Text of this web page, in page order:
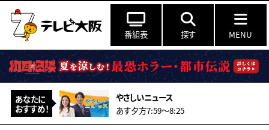
番組表 探す MENU
あなたに
おすすめ！
やさしいニュース
あす夕方7:59〜8:25